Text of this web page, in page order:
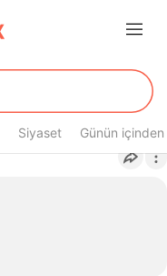
Siyaset Günün içinden